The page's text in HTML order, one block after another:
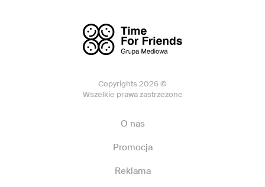
Copyrights 2026 ©
Wszelkie prawa zastrzeżone
O nas
Promocja
Reklama